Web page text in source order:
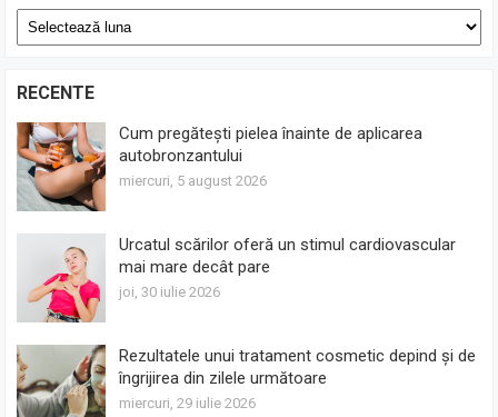
Arhive
RECENTE
Cum pregătești pielea înainte de aplicarea
autobronzantului
miercuri, 5 august 2026
Urcatul scărilor oferă un stimul cardiovascular
mai mare decât pare
joi, 30 iulie 2026
Rezultatele unui tratament cosmetic depind și de
îngrijirea din zilele următoare
miercuri, 29 iulie 2026